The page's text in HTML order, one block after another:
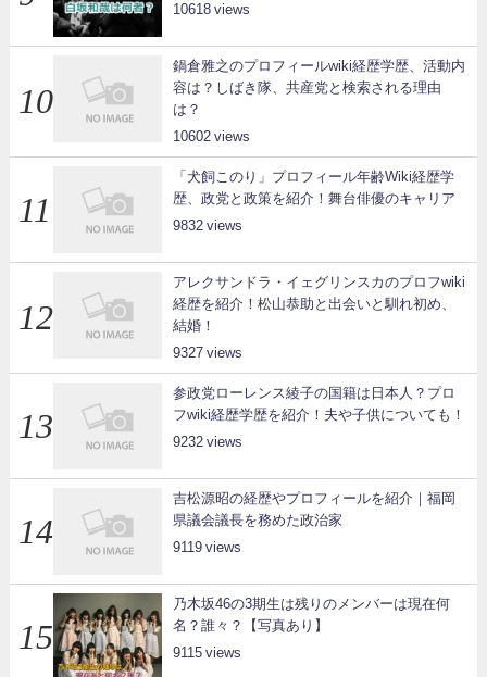
10618
鍋倉雅之のプロフィールwiki経歴学歴、活動内
容は？しばき隊、共産党と検索される理由
は？
10602
「犬飼このり」プロフィール年齢Wiki経歴学
歴、政党と政策を紹介！舞台俳優のキャリア
9832
アレクサンドラ・イェグリンスカのプロフwiki
経歴を紹介！松山恭助と出会いと馴れ初め、
結婚！
9327
参政党ローレンス綾子の国籍は日本人？プロ
フwiki経歴学歴を紹介！夫や子供についても！
9232
吉松源昭の経歴やプロフィールを紹介｜福岡
県議会議長を務めた政治家
9119
乃木坂46の3期生は残りのメンバーは現在何
名？誰々？【写真あり】
9115